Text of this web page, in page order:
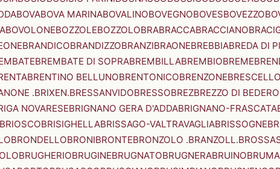
BOVABOVA MARINABOVALINOBOVEGNOBOVESBOVEZZO
BOVOLONEBOZZOLEBOZZOLOBRABRACCABRACCIANO
BRANDICOBRANDIZZOBRANZIBRAONEBREBBIABREDA DI
BREMBATE DI SOPRABREMBILLABREMBIOBREME
BRENTINO BELLUNOBRENTONICOBRENZONEBRESCELLO
.BRIXEN.BRESSANVIDOBRESSOBREZBREZZO DI BEDERO
NOVARESEBRIGNANO GERA D'ADDABRIGNANO-FRASCATA
BRIOSCOBRISIGHELLABRISSAGO-VALTRAVAGLIABRISSOGNE
BRONDELLOBRONIBRONTEBRONZOLO .BRANZOLL.
BRUGHERIOBRUGINEBRUGNATOBRUGNERABRUINO